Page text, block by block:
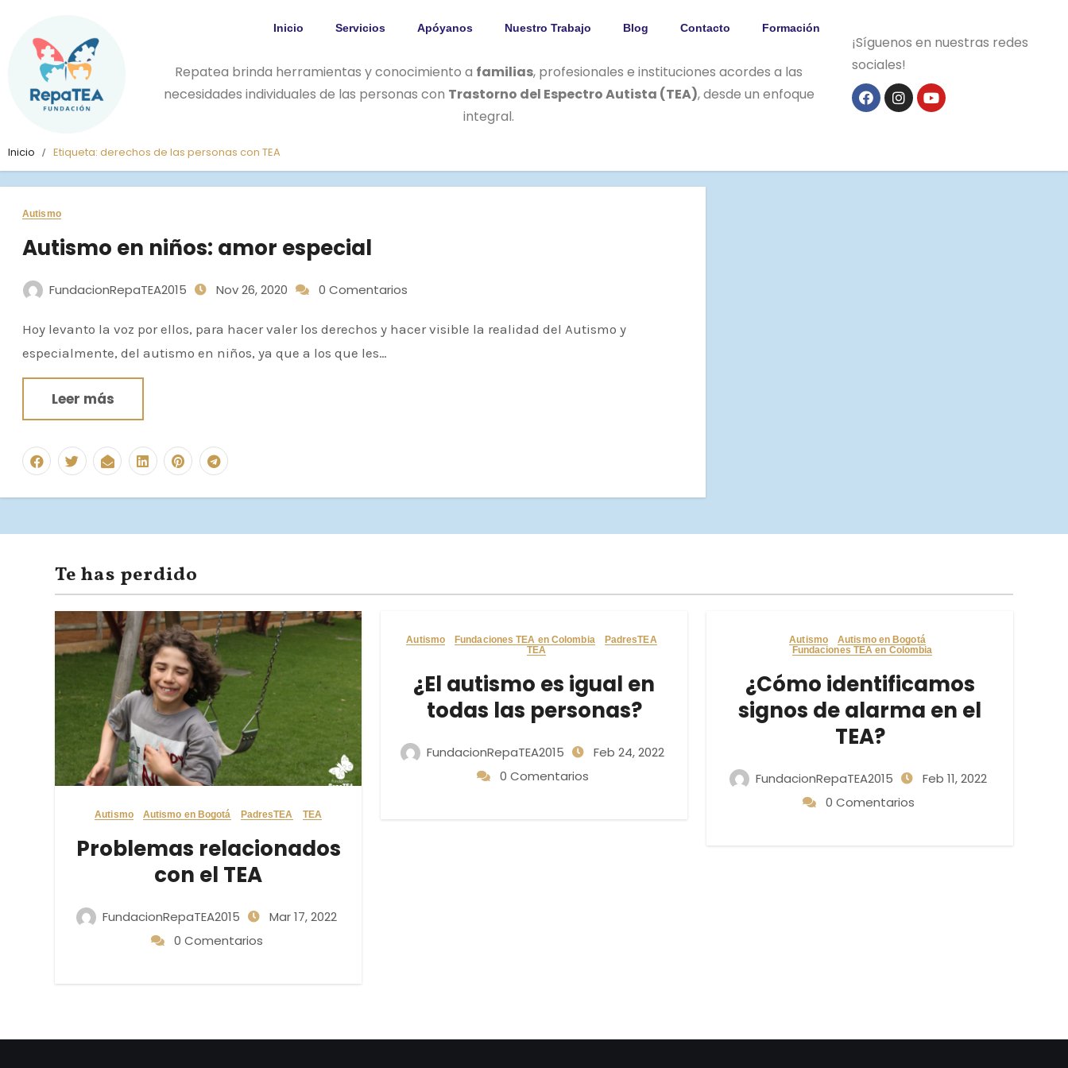
Inicio Servicios Apóyanos Nuestro Trabajo Blog Contacto Formación
Repatea brinda herramientas y conocimiento a familias, profesionales e instituciones acordes a las
necesidades individuales de las personas con Trastorno del Espectro Autista (TEA), desde un enfoque
integral.
¡Síguenos en nuestras redes
sociales!
Inicio Etiqueta: derechos de las personas con TEA
Autismo
Autismo en niños: amor especial
FundacionRepaTEA2015 Nov 26, 2020 0 Comentarios
Hoy levanto la voz por ellos, para hacer valer los derechos y hacer visible la realidad del Autismo y
especialmente, del autismo en niños, ya que a los que les…
Leer más
Te has perdido
Autismo Autismo en Bogotá PadresTEA TEA
Problemas relacionados
con el TEA
FundacionRepaTEA2015
Mar 17, 2022
0 Comentarios
Autismo Fundaciones TEA en Colombia
PadresTEA
TEA
¿El autismo es igual en
todas las personas?
FundacionRepaTEA2015
Feb 24, 2022
0 Comentarios
Autismo
Autismo en Bogotá
Fundaciones TEA en Colombia
¿Cómo identificamos
signos de alarma en el
TEA?
FundacionRepaTEA2015
Feb 11, 2022
0 Comentarios